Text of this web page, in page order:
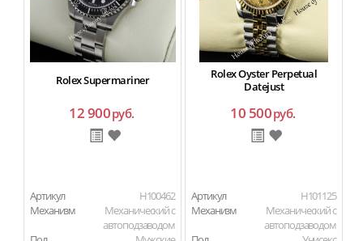
Rolex Supermariner
12 900руб.
Артикул
H100462
Механизм
Механический с
автоподзаводом
Rolex Oyster Perpetual
Datejust
10 500руб.
Артикул
H101125
Механизм
Механический с
автоподзаводом